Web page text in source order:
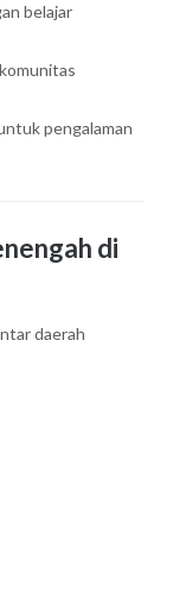
belajar
pengalaman
di
daerah